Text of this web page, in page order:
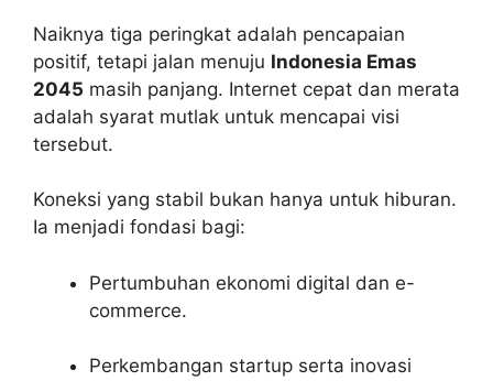
Naiknya tiga peringkat adalah pencapaian
positif, tetapi jalan menuju Indonesia Emas
2045 masih panjang. Internet cepat dan merata
adalah syarat mutlak untuk mencapai visi
tersebut.
Koneksi yang stabil bukan hanya untuk hiburan.
Ia menjadi fondasi bagi:
Pertumbuhan ekonomi digital dan e-
commerce.
Perkembangan startup serta inovasi